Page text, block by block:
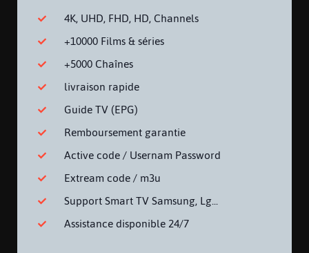
4K, UHD, FHD, HD, Channels
+10000 Films & séries
+5000 Chaînes
livraison rapide
Guide TV (EPG)
Remboursement garantie
Active code / Usernam Password
Extream code / m3u
Support Smart TV Samsung, Lg...
Assistance disponible 24/7